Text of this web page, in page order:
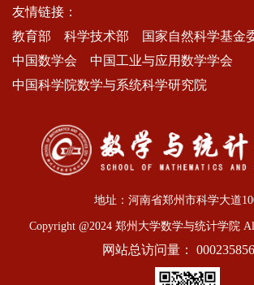
友情链接：
教育部
科学技术部
国家自然科学基金
中国数学会
中国工业与应用数学学会
中国科学院数学与系统科学研究院
地址：河南省郑州市科学大道
Copyright @2024 郑州大学数学与统计学院 All
网站总访问量：